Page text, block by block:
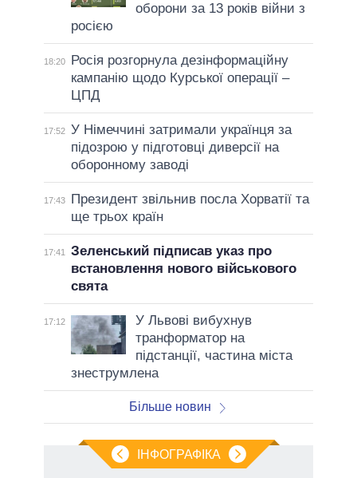
оборони за 13 років війни з
росією
18:20
Росія розгорнула дезінформаційну
кампанію щодо Курської операції –
ЦПД
17:52 У Німеччині затримали українця за
підозрою у підготовці диверсії на
оборонному заводі
17:43
Президент звільнив посла Хорватії та
ще трьох країн
17:41
Зеленський підписав указ про
встановлення нового військового
свята
17:12
У Львові вибухнув
транформатор на
підстанції, частина міста
знеструмлена
Більше новин
ІНФОГРАФІКА